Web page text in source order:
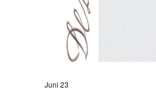
Juni 23